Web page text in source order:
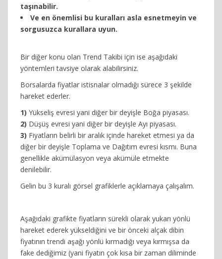
taşınabilir.
Ve en önemlisi bu kuralları asla esnetmeyin ve
sorgusuzca kurallara uyun.
Bir diğer konu olan Trend Takibi için ise aşağıdaki
yöntemleri tavsiye olarak alabilirsiniz.
Borsalarda fiyatlar istisnalar olmadığı sürece 3 şekilde
hareket ederler.
1) Yükseliş evresi yani diğer bir deyişle Boğa piyasası.
2) Düşüş evresi yani diğer bir deyişle Ayı piyasası.
3) Fiyatların belirli bir aralık içinde hareket etmesi ya da
diğer bir deyişle Toplama ve Dağıtım evresi kısmı. Buna
genellikle akümülasyon veya akümüle etmekte
denilebilir.
Gelin bu 3 kuralı görsel grafiklerle açıklamaya çalışalım.
Aşağıdaki grafikte fiyatların sürekli olarak yukarı yönlü
hareket ederek yükseldiğini ve bir önceki alçak dibin
fiyatının trendi aşağı yönlü kırmadığı veya kırmışsa da
fake dediğimiz (yani fiyatın çok kısa bir zaman diliminde